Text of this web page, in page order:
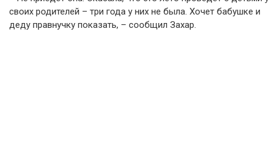
своих родителей – три года у них не была. Хочет бабушке и
деду правнучку показать, – сообщил Захар.